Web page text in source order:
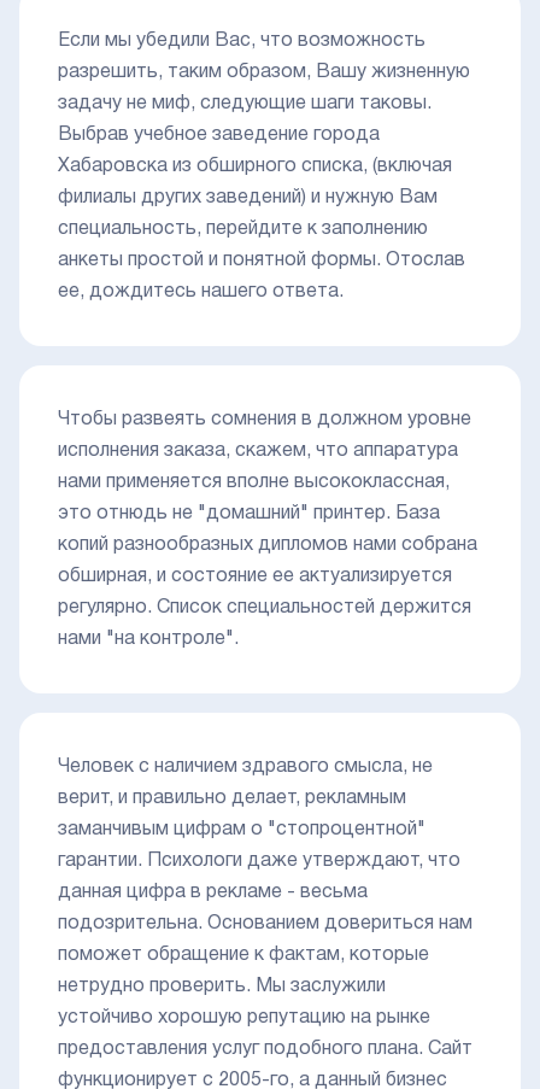
Если мы убедили Вас, что возможность
разрешить, таким образом, Вашу жизненную
задачу не миф, следующие шаги таковы.
Выбрав учебное заведение города
Хабаровска из обширного списка, (включая
филиалы других заведений) и нужную Вам
специальность, перейдите к заполнению
анкеты простой и понятной формы. Отослав
ее, дождитесь нашего ответа.
Чтобы развеять сомнения в должном уровне
исполнения заказа, скажем, что аппаратура
нами применяется вполне высококлассная,
это отнюдь не "домашний" принтер. База
копий разнообразных дипломов нами собрана
обширная, и состояние ее актуализируется
регулярно. Список специальностей держится
нами "на контроле".
Человек с наличием здравого смысла, не
верит, и правильно делает, рекламным
заманчивым цифрам о "стопроцентной"
гарантии. Психологи даже утверждают, что
данная цифра в рекламе - весьма
подозрительна. Основанием довериться нам
поможет обращение к фактам, которые
нетрудно проверить. Мы заслужили
устойчиво хорошую репутацию на рынке
предоставления услуг подобного плана. Сайт
функционирует с 2005-го, а данный бизнес